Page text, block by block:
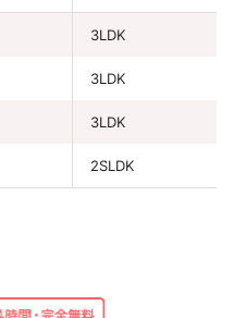
3LDK
3LDK
3LDK
2SLDK